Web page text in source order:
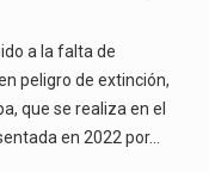
a la falta de
peligro de extinción,
que se realiza en el
en 2022 por…